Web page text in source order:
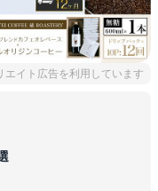
イト広告を利用しています